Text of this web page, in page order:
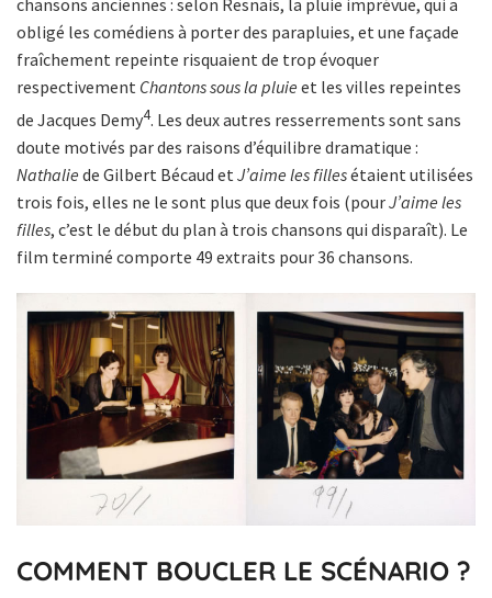
obligé les comédiens à porter des parapluies, et une façade
fraîchement repeinte risquaient de trop évoquer
respectivement Chantons sous la pluie et les villes repeintes
de Jacques Demy4. Les deux autres resserrements sont sans
doute motivés par des raisons d’équilibre dramatique :
Nathalie de Gilbert Bécaud etJ’aime les fillesétaient utilisées
trois fois, elles ne le sont plus que deux fois (pourJ’aime les
filles, c’est le début du plan à trois chansons qui disparaît). Le
film terminé comporte 49 extraits pour 36 chansons.
COMMENT BOUCLER LE SCÉNARIO ?